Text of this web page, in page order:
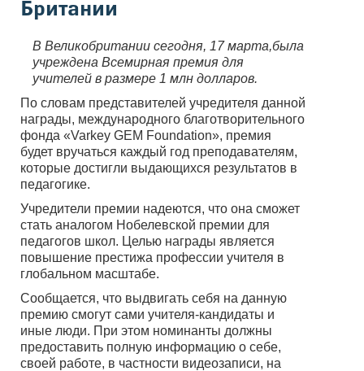
Британии
В Великобритании сегодня, 17 марта,была
учреждена Всемирная премия для
учителей в размере 1 млн долларов.
По словам представителей учредителя данной
награды, международного благотворительного
фонда «Varkey GEM Foundation», премия
будет вручаться каждый год преподавателям,
которые достигли выдающихся результатов в
педагогике.
Учредители премии надеются, что она сможет
стать аналогом Нобелевской премии для
педагогов школ. Целью награды является
повышение престижа профессии учителя в
глобальном масштабе.
Сообщается, что выдвигать себя на данную
премию смогут сами учителя-кандидаты и
иные люди. При этом номинанты должны
предоставить полную информацию о себе,
своей работе, в частности видеозаписи, на